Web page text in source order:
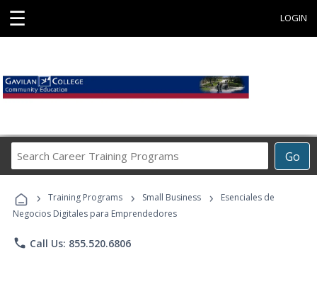
☰ LOGIN
Go
Career
Programs
› Training Programs › Small Business ›
Esenciales de
Negocios Digitales para Emprendedores
phone Call Us: 855.520.6806